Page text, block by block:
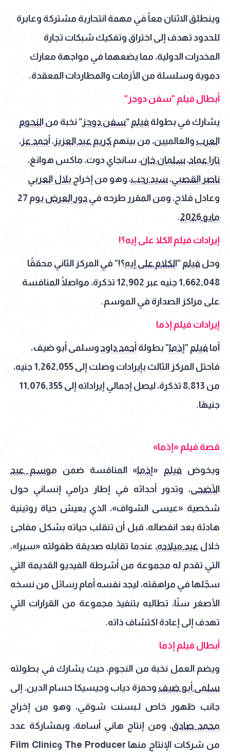
وينطلق الاثنان معاً في مهمة انتحارية مشتركة وعابرة
للحدود تهدف إلى اختراق وتفكيك شبكات تجارة
المخدرات الدولية، مما يضعهما في مواجهة معارك
دموية وسلسلة من الأزمات والمطاردات المعقدة.
أبطال فيلم "سفن دوجز"
يشارك في بطولة فيلم “سفن دوجز ” نخبة من النجوم
العرب والعالميين، من بينهم كريم عبد العزيز ، أحمد عز ،
تارا عماد، سلمان خان، سانجاي دوت، ماكس هوانغ،
ناصر القصبي، سيد رجب، وهو من إخراج بلال العربي
وعادل فلاح، ومن المقرر طرحه في دور العرض يوم 27
مايو 2026
.
إيرادات فيلم الكلا على إيه؟!
وحل فيلم "الكلام على إيه؟!" في المركز الثاني محققًا
1,662,048 جنيه عبر 12,902 تذكرة، مواصلًا المنافسة
على مراكز الصدارة في الموسم.
إيرادات فيلم إذما
أما فيلم "إذما" بطولة أحمد داود وسلمى أبو ضيف،
فاحتل المركز الثالث بإيرادات وصلت إلى 1,262,055 جنيه،
من 8,813 تذكرة، ليصل إجمالي إيراداته إلى 11,076,355
جنيهًا.
قصة فيلم «إذما»
ويخوض فيلم «إذما» المنافسة ضمن موسم عيد
الأضحى، وتدور أحداثه في إطار درامي إنساني حول
شخصية «عيسى الشواف»، الذي يعيش حياة روتينية
هادئة بعد انفصاله، قبل أن تنقلب حياته بشكل مفاجئ
خلال عيد ميلاده، عندما تقابله صديقة طفولته «سيرا»،
التي تقدم له مجموعة من أشرطة الفيديو القديمة التي
سجّلها في مراهقته، ليجد نفسه أمام رسائل من نسخه
الأصغر سنًا، تطالبه بتنفيذ مجموعة من القرارات التي
تهدف إلى إعادة اكتشاف ذاته.
أبطال فيلم إذما
ويضم العمل نخبة من النجوم، حيث يشارك في بطولته
سلمى أبو ضيف وحمزة دياب وجيسيكا حسام الدين، إلى
جانب ظهور خاص لـبسنت شوقي، وهو من إخراج
محمد صادق، ومن إنتاج هاني أسامة، وبمشاركة عدد
من شركات الإنتاج منها The Producer وFilm Clinic